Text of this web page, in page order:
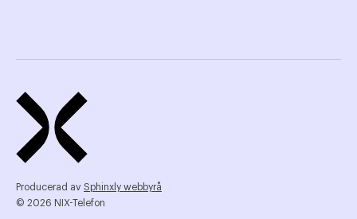
Producerad av Sphinxly webbyrå
© 2026 NIX-Telefon